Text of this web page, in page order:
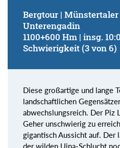
Bergtour | Münstertaler
Unterengadin
1100+600 Hm | insg.
Schwierigkeit (3 von 6)
Diese großartige und lange
landschaftlichen
abwechslungsreich. Der Piz
Geher unschwierig zu
gigantisch Aussicht auf. Der
der wilden Uina-Schlucht